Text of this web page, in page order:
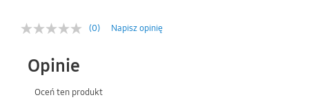
(0) Napisz opinię